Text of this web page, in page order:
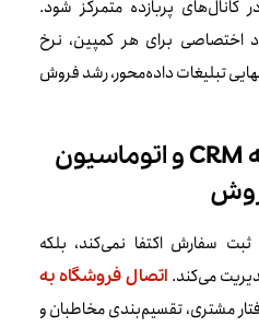
پربازده متمرکز شود.
برای هر کمپین، نرخ
تبلیغات داده‌محور، رشد فروش
اتصال فروشگاه به CRM و اتوماسیون
سفارش اکتفا نمی‌کند، بلکه
می‌کند. اتصال فروشگاه به
مشتری، تقسیم‌بندی مخاطبان و